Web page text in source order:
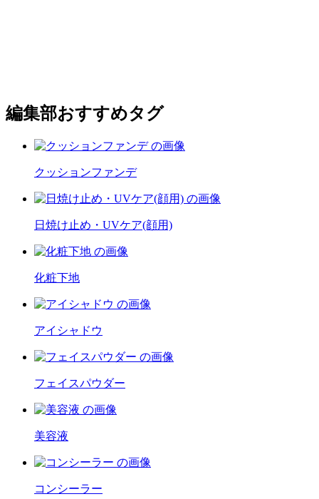
編集部おすすめタグ
クッションファンデ
日焼け止め・UVケア(顔用)
化粧下地
アイシャドウ
フェイスパウダー
美容液
コンシーラー